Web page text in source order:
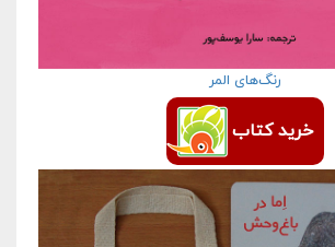
رنگ‌های المر
خرید کتاب